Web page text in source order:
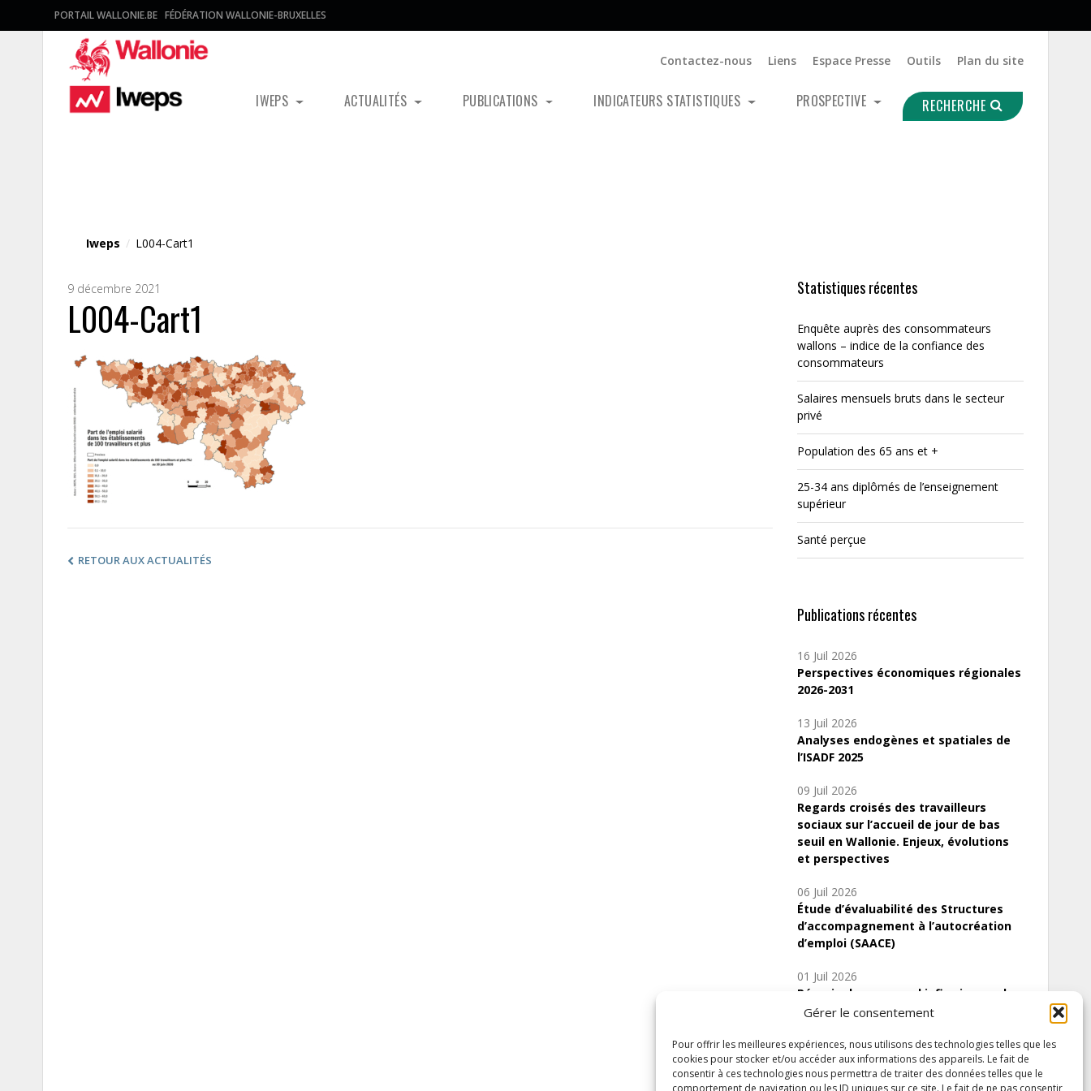
Gérer le consentement
Pour offrir les meilleures expériences, nous utilisons des technologies telles que les
cookies pour stocker et/ou accéder aux informations des appareils. Le fait de
consentir à ces technologies nous permettra de traiter des données telles que le
comportement de navigation ou les ID uniques sur ce site. Le fait de ne pas consentir
PORTAIL WALLONIE.BE FÉDÉRATION WALLONIE-BRUXELLES
Contactez-nous Liens Espace Presse Outils Plan du site
IWEPS ACTUALITÉS PUBLICATIONS INDICATEURS STATISTIQUES PROSPECTIVE RECHERCHE
Iweps / L004-Cart1
9 décembre 2021
L004-Cart1
RETOUR AUX ACTUALITÉS
Statistiques récentes
Enquête auprès des consommateurs
wallons – indice de la confiance des
consommateurs
Salaires mensuels bruts dans le secteur
privé
Population des 65 ans et +
25-34 ans diplômés de l’enseignement
supérieur
Santé perçue
Publications récentes
16 Juil 2026
Perspectives économiques régionales
2026-2031
13 Juil 2026
Analyses endogènes et spatiales de
l’ISADF 2025
09 Juil 2026
Regards croisés des travailleurs
sociaux sur l’accueil de jour de bas
seuil en Wallonie. Enjeux, évolutions
et perspectives
06 Juil 2026
Étude d’évaluabilité des Structures
d’accompagnement à l’autocréation
d’emploi (SAACE)
01 Juil 2026
Pénurie du personnel infirmier :quels
indicateurs d’offre de soins pour